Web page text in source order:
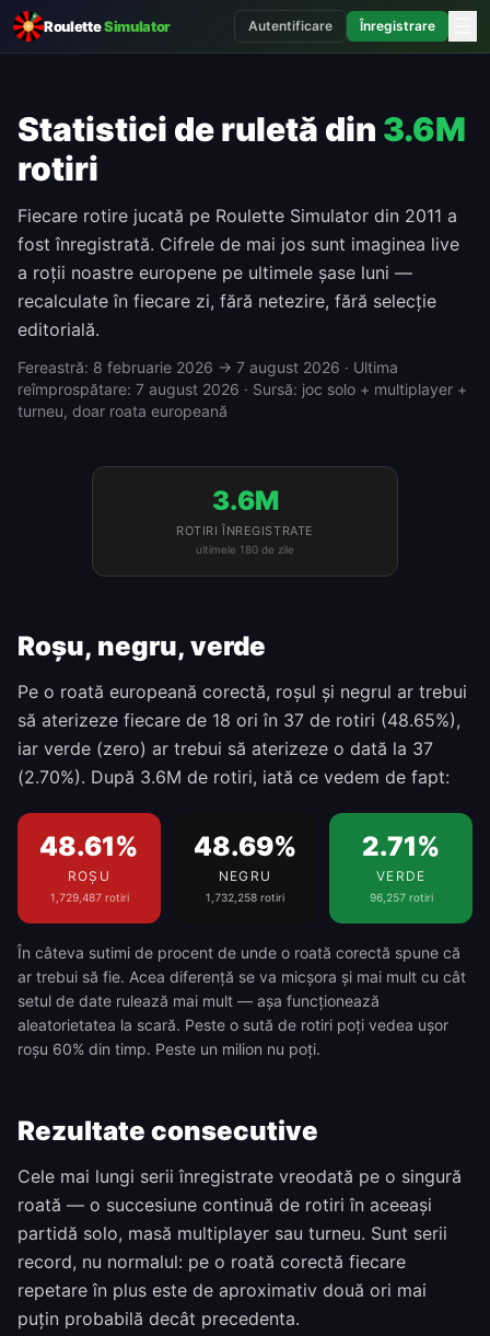
RouletteSimulator Autentificare Înregistrare
Statistici de ruletă din 3.6M
rotiri
Fiecare rotire jucată pe Roulette Simulator din 2011 a
fost înregistrată. Cifrele de mai jos sunt imaginea live
a roții noastre europene pe ultimele șase luni —
recalculate în fiecare zi, fără netezire, fără selecție
editorială.
Fereastră: 8 februarie 2026 → 7 august 2026 · Ultima
reîmprospătare: 7 august 2026 · Sursă: joc solo + multiplayer +
turneu, doar roata europeană
3.6M
ROTIRI ÎNREGISTRATE
ultimele 180 de zile
Roșu, negru, verde
Pe o roată europeană corectă, roșul și negrul ar trebui
să aterizeze fiecare de 18 ori în 37 de rotiri (48.65%),
iar verde (zero) ar trebui să aterizeze o dată la 37
(2.70%). După 3.6M de rotiri, iată ce vedem de fapt:
48.61%
ROȘU
1,729,487 rotiri
48.69%
NEGRU
1,732,258 rotiri
2.71%
VERDE
96,257 rotiri
În câteva sutimi de procent de unde o roată corectă spune că
ar trebui să fie. Acea diferență se va micșora și mai mult cu cât
setul de date rulează mai mult — așa funcționează
aleatorietatea la scară. Peste o sută de rotiri poți vedea ușor
roșu 60% din timp. Peste un milion nu poți.
Rezultate consecutive
Cele mai lungi serii înregistrate vreodată pe o singură
roată — o succesiune continuă de rotiri în aceeași
partidă solo, masă multiplayer sau turneu. Sunt serii
record, nu normalul: pe o roată corectă fiecare
repetare în plus este de aproximativ două ori mai
puțin probabilă decât precedenta.